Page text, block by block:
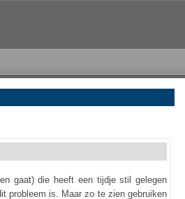
gaat) die heeft een tijdje stil gelegen
probleem is. Maar zo te zien gebruiken